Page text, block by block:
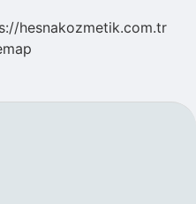
hesnakozmetik.com.tr